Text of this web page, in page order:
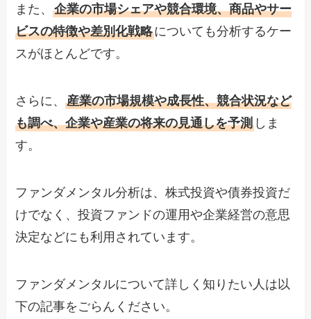
また、企業の市場シェアや競合環境、商品やサー
ビスの特徴や差別化戦略についても分析するケー
スがほとんどです。
さらに、産業の市場規模や成長性、競合状況など
も調べ、企業や産業の将来の見通しを予測 しま
す。
ファンダメンタル分析は、株式投資や債券投資だ
けでなく、投資ファンドの運用や企業経営の意思
決定などにも利用されています。
ファンダメンタルについて詳しく知りたい人は以
下の記事をごらんください。